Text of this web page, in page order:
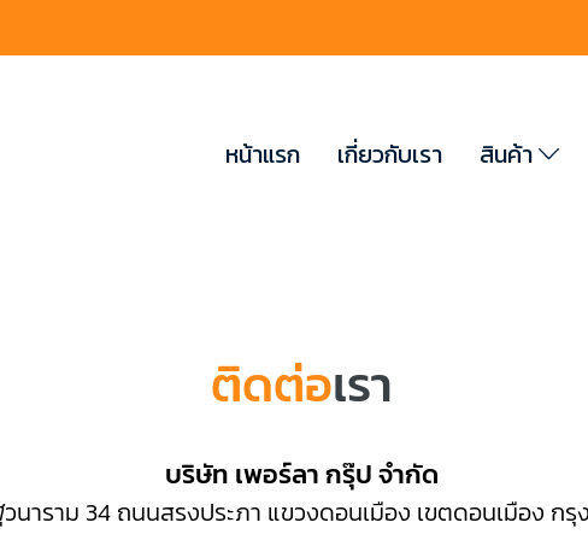
หน้าแรก เกี่ยวกับเรา สินค้า
ติดต่อเรา
บริษัท เพอร์ลา กรุ๊ป จำกัด
นาราม 34 ถนนสรงประภา แขวงดอนเมือง เขตดอนเมือง กรุ